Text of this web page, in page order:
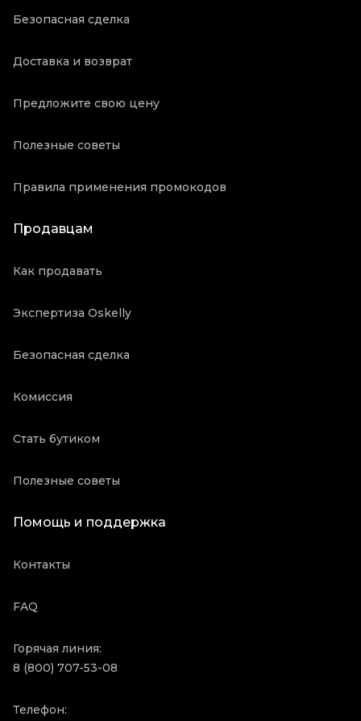
Безопасная сделка
Доставка и возврат
Предложите свою цену
Полезные советы
Правила применения промокодов
Продавцам
Как продавать
Экспертиза Oskelly
Безопасная сделка
Комиссия
Стать бутиком
Полезные советы
Помощь и поддержка
Контакты
FAQ
Горячая линия:
8 (800) 707-53-08
Телефон: